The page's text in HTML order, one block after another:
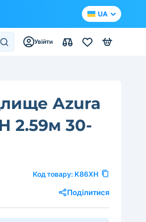
UA
Увійти
Azura
2.59м 30-
Код товару: K86XH
Поділитися